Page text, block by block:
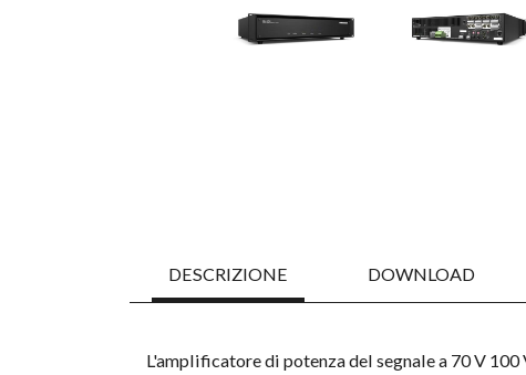
DESCRIZIONE DOWNLOAD
L'amplificatore di potenza del segnale a 70 V